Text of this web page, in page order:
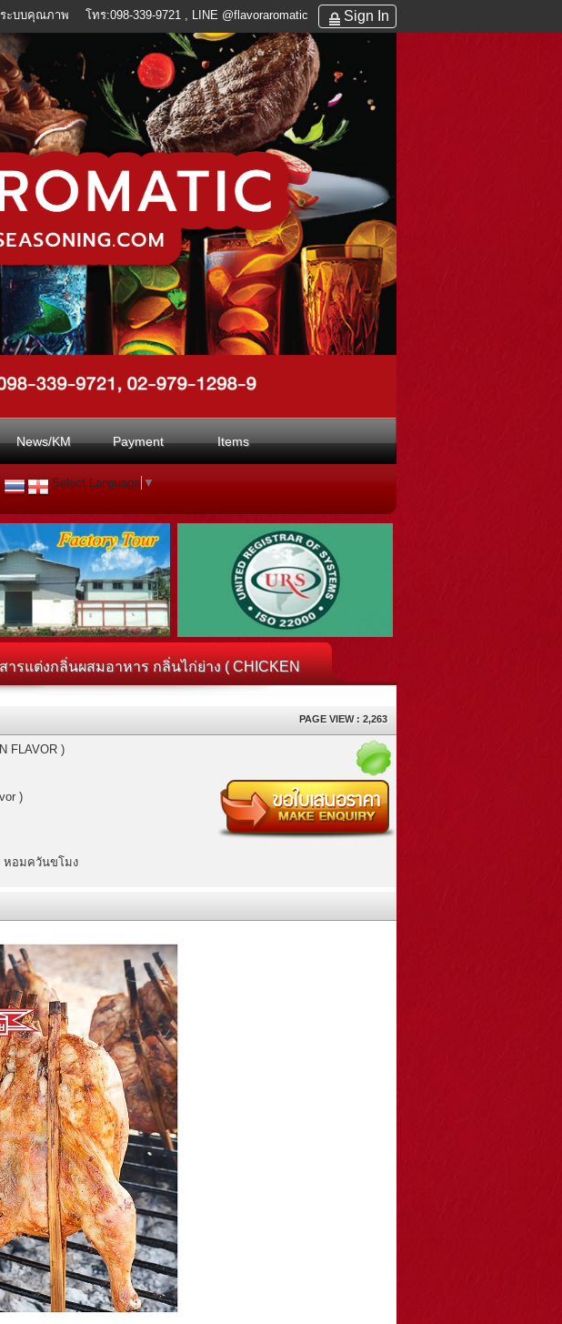
ระบบคุณภาพ โทร:098-339-9721 , LINE @flavoraromatic Sign In
News/KM Payment Items
Select Language ▼
ารแต่งกลิ่นผสมอาหาร กลิ่นไก่ย่าง ( CHICKEN
PAGE VIEW : 2,263
FLAVOR )
)
หอมควันขโมง